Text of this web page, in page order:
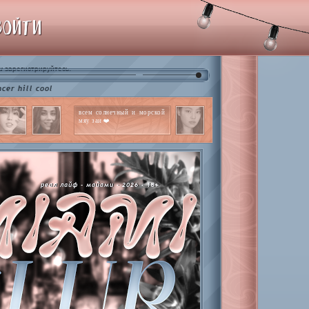
реал лайф - майами - 2026 - 18+
всем солнечный и морской
мяу заи ❤️
зарегистрируйтесь.